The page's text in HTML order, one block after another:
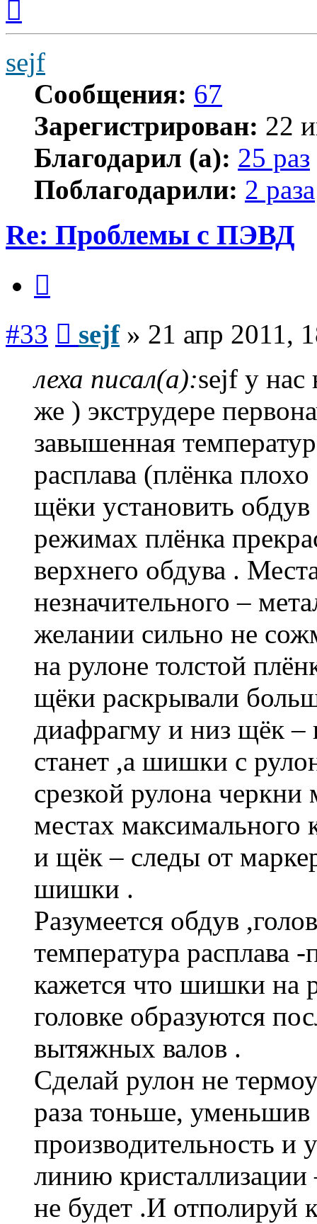
началу
sejf
Сообщения: 67
Зарегистрирован: 22
Благодарил (а): 25 раз
Поблагодарили: 2 раза
Re: Проблемы с ПЭВД
#33 sejf» 21 апр 2011,
леха писал(а):sejf у нас
же ) экструдере
завышенная
расплава (плёнка
щёки установить
режимах плёнка
верхнего обдува .
незначительного –
желании сильно не
на рулоне толстой
щёки раскрывали
диафрагму и низ щёк –
станет ,а шишки с
срезкой рулона
местах максимального
и щёк – следы от
шишки .
Разумеется обдув
температура расплава
кажется что шишки на
головке образуются
вытяжных валов .
Сделай рулон не
раза тоньше, уменьшив
производительность и
линию
не будет .И отполируй